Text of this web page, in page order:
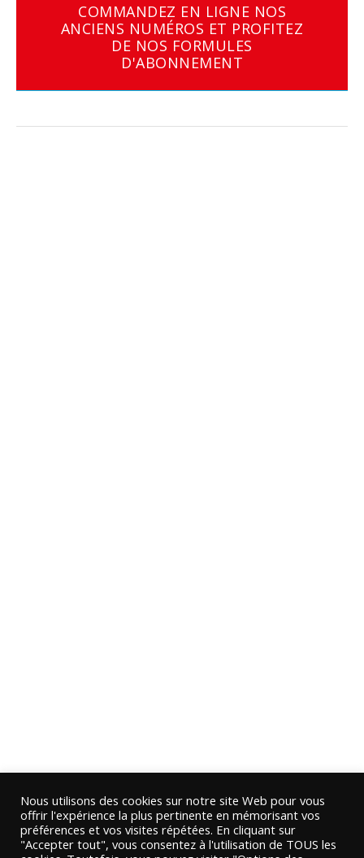
COMMANDEZ EN LIGNE NOS
ANCIENS NUMÉROS ET PROFITEZ
DE NOS FORMULES
D'ABONNEMENT
Nous utilisons des cookies sur notre site Web pour vous
offrir l'expérience la plus pertinente en mémorisant vos
préférences et vos visites répétées. En cliquant sur
"Accepter tout", vous consentez à l'utilisation de TOUS les